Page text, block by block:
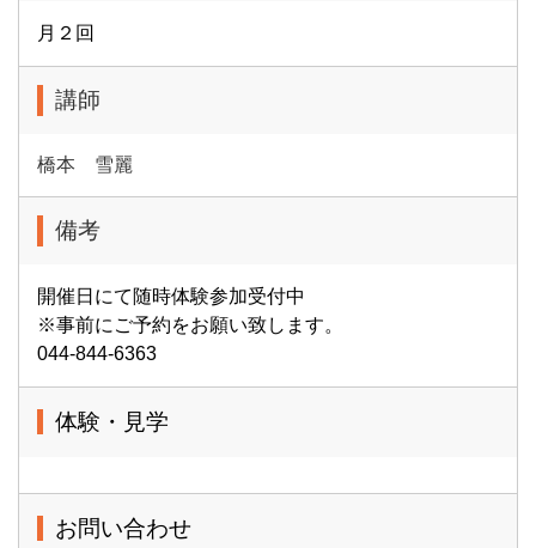
月２回
講師
橋本 雪麗
備考
開催日にて随時体験参加受付中
※事前にご予約をお願い致します。
044-844-6363
体験・見学
お問い合わせ